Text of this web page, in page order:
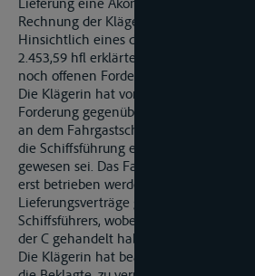
Rechnung der Klägerin lautete lediglich
Hinsichtlich eines der Beklagten
2.453,59 hfl erklärte die Klägerin die
noch offenen Forderung gegen die C.
Die Klägerin hat vorgetragen,
Forderung gegenüber der C habe sie
an dem Fahrgastschiff erworben, weil
die Schiffsführung erfolgt seien,
gewesen sei. Das Fahrgastschiff habe
erst betrieben werden können. Die
Lieferungsverträge gehöre zu den
Schiffsführers, wobei unerheblich sei,
der C gehandelt habe
Die Klägerin hat beantragt,